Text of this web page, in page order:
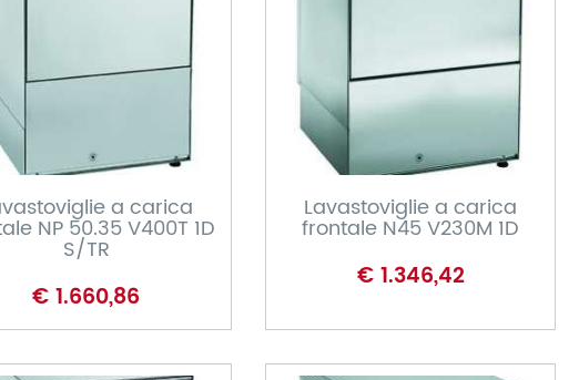
CARRELLO
a carica
NP 50.35 V400T 1D
S/TR
€ 1.660,86
CARRELLO
Lavastoviglie a carica
frontale N45 V230M 1D
€ 1.346,42